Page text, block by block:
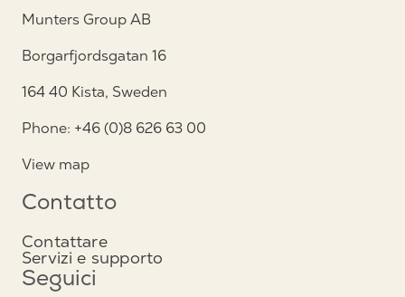
Munters Group AB
Borgarfjordsgatan 16
164 40 Kista, Sweden
Phone: +46 (0)8 626 63 00
View map
Contatto
Contattare
Servizi e supporto
Seguici